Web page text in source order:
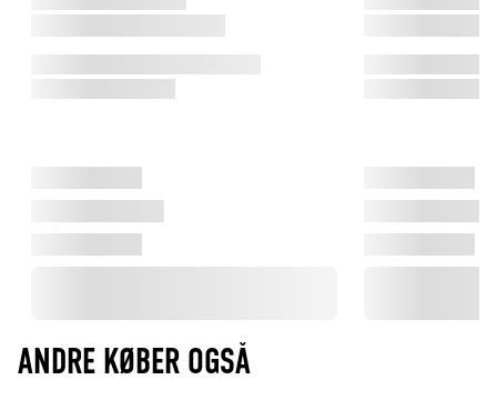
ANDRE KØBER OGSÅ